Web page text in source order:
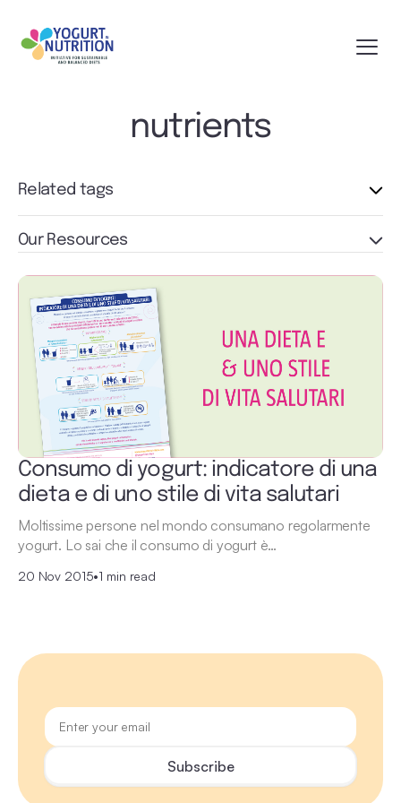
nutrients
Consumo di yogurt: indicatore di una
dieta e di uno stile di vita salutari
Moltissime persone nel mondo consumano regolarmente
yogurt. Lo sai che il consumo di yogurt è…
20 Nov 2015•1 min read
Related tags
Our Resources